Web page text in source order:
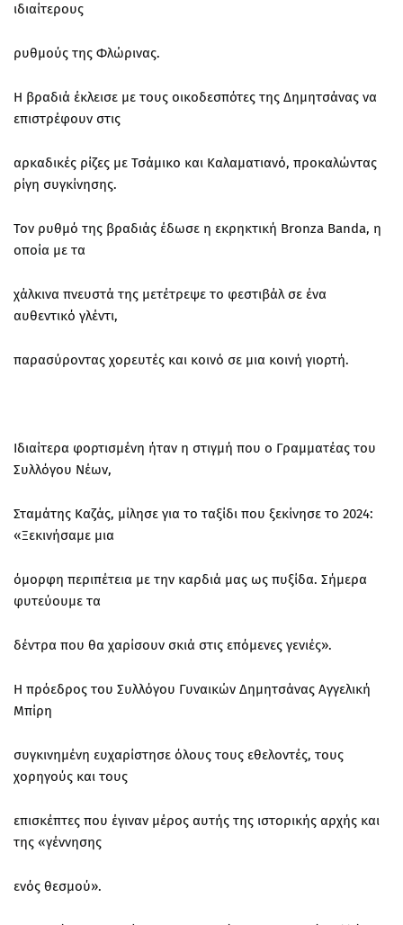
ιδιαίτερους
ρυθμούς της Φλώρινας.
Η βραδιά έκλεισε με τους οικοδεσπότες της Δημητσάνας να
επιστρέφουν στις
αρκαδικές ρίζες με Τσάμικο και Καλαματιανό, προκαλώντας
ρίγη συγκίνησης.
Τον ρυθμό της βραδιάς έδωσε η εκρηκτική Bronza Banda, η
οποία με τα
χάλκινα πνευστά της μετέτρεψε το φεστιβάλ σε ένα
αυθεντικό γλέντι,
παρασύροντας χορευτές και κοινό σε μια κοινή γιορτή.
Ιδιαίτερα φορτισμένη ήταν η στιγμή που ο Γραμματέας του
Συλλόγου Νέων,
Σταμάτης Καζάς, μίλησε για το ταξίδι που ξεκίνησε το 2024:
«Ξεκινήσαμε μια
όμορφη περιπέτεια με την καρδιά μας ως πυξίδα. Σήμερα
φυτεύουμε τα
δέντρα που θα χαρίσουν σκιά στις επόμενες γενιές».
Η πρόεδρος του Συλλόγου Γυναικών Δημητσάνας Αγγελική
Μπίρη
συγκινημένη ευχαρίστησε όλους τους εθελοντές, τους
χορηγούς και τους
επισκέπτες που έγιναν μέρος αυτής της ιστορικής αρχής και
της «γέννησης
ενός θεσμού».